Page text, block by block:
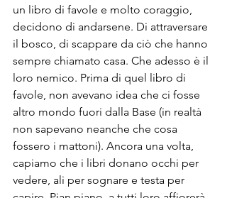
un libro di favole e molto coraggio,
decidono di andarsene. Di attraversare
il bosco, di scappare da ciò che hanno
sempre chiamato casa. Che adesso è il
loro nemico. Prima di quel libro di
favole, non avevano idea che ci fosse
altro mondo fuori dalla Base (in realtà
non sapevano neanche che cosa
fossero i mattoni). Ancora una volta,
capiamo che i libri donano occhi per
vedere, ali per sognare e testa per